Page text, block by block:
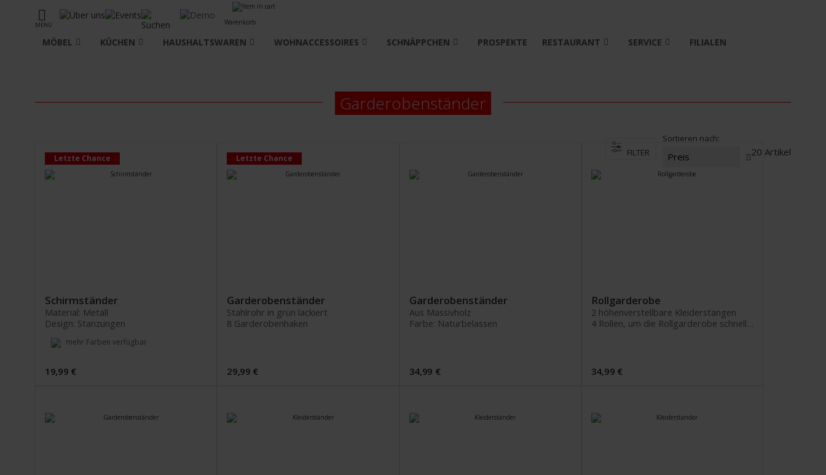
MENÜ Warenkorb
MÖBEL KÜCHEN HAUSHALTSWAREN WOHNACCESSOIRES SCHNÄPPCHEN PROSPEKTE RESTAURANT SERVICE FILIALEN
Garderobenständer
FILTER
Sortieren nach
In
20 Artikel
Letzte Chance
Schirmständer
Material: Metall
Design: Stanzungen
mehr Farben verfügbar
19,99 €
Letzte Chance
Garderobenständer
Stahlrohr in grün lackiert
8 Garderobenhaken
29,99 €
Garderobenständer
Aus Massivholz
Farbe: Naturbelassen
34,99 €
Rollgarderobe
2 höhenverstellbare Kleiderstangen
4 Rollen, um die Rollgarderobe schnell zu verschieben
34,99 €